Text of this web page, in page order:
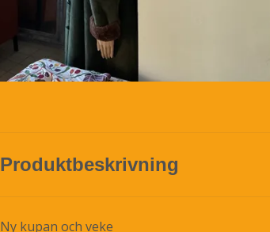
Produktbeskrivning
Ny kupan och veke